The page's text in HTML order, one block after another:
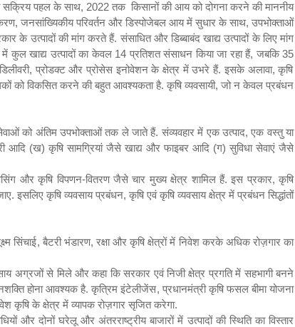
सक्रिय पहल के साथ, 2022 तक किसानों की आय को दोगना करने की माननीय
, जनसांख्यिकीय परिवर्तन और डिस्पोजेबल आय में सुधार के साथ, उपभोक्ताओं
के उत्पादों की मांग करते हैं. संसाधित और डिब्बाबंद खाद्य उत्पादों के लिए मांग
कुल खाद्य उत्पादों का केवल 14 प्रतिशत संसाधन किया जा रहा हैं, जबकि35
, प्रोडक्ट और प्रोसेस इनोवेशन के क्षेत्र में उभरे हैं. इसके अलावा,कृषि
को विकसित करने की बहुत आवश्यकता है. कृषि व्यवसायी, जो न केवल प्रबंधन
को अंतिम उपभोक्ताओं तक ले जाते हैं. संव्यवहार में एक उत्पाद,एक वस्तु या
आदि (ख) कृषि सामग्रियां जैसे खाद्य और फाइबर आदि (ग) सुविधा सेवाएं जैसे
और कृषि विपणन-वितरण जैसे चार मुख्य क्षेत्र शामिल हैं. इस प्रकार,कृषि
इसलिए कृषि व्यवसाय प्रबंधन, कृषि एवं कृषि व्यवसाय क्षेत्र में प्रबंधन सिद्धांतों
सिंचाई, बैटरी भंडारण, रक्षा और कृषि क्षेत्रों में निवेश करके अधिक रोज़गार का
अग्रजों से मिले और कहा कि सरकार एवं निजी क्षेत्र प्रगति में सहभागी बनने
होना आवश्यक है. कृत्रिम इंटेलीजेंस, प्रधानमंत्री कृषि फसल बीमा योजना
कृषि के क्षेत्र में व्यापक रोज़गार सृजित करेगा.
और दोनों घरेलू और अंतरराष्ट्रीय बाजारों में उत्पादों की स्थिति का विस्तार